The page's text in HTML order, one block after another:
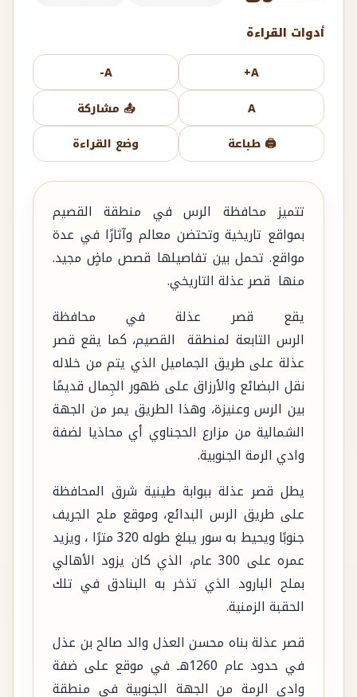
أدوات القراءة
A+
A-
A
📤 مشاركة
🖨️ طباعة
وضع القراءة
تتميز محافظة الرس في منطقة القصيم
بمواقع تاريخية وتحتضن معالم وآثارًا في عدة
مواقع. تحمل بين تفاصيلها قصص ماضٍ مجيد.
منها قصر عذلة التاريخي.
يقع قصر عذلة في محافظة
الرس التابعة لمنطقة القصيم، كما يقع قصر
عذلة على طريق الجماميل الذي يتم من خلاله
نقل البضائع والأرزاق على ظهور الجِمال قديمًا
بين الرس وعنيزة، وهذا الطريق يمر من الجهة
الشمالية من مزارع الحجناوي أي محاذيا لضفة
وادي الرمة الجنوبية.
يطل قصر عذلة ببوابة طينية شرق المحافظة
على طريق الرس البدائع، وموقع ملح الجريف
جنوبًا ويحيط به سور يبلغ طوله 320 مترًا ، ويزيد
عمره على 300 عام، الذي كان يزود الأهالي
بملح البارود الذي تذخر به البنادق في تلك
الحقبة الزمنية.
قصر عذلة بناه محسن العذل والد صالح بن عذل
في حدود عام 1260هـ في موقع على ضفة
وادي الرمة من الجهة الجنوبية في منطقة